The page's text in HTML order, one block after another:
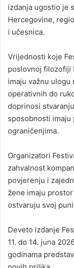
izdanja ugostio je
Hercegovine,
i učesnica.
Vrijednosti koje
poslovnoj filozofiji
imaju važnu ulogu
operativnih do
doprinosi
sposobnosti imaju
ograničenjima.
Organizatori
zahvalnost
povjerenju i
žene imaju
ostvaruju svoj
Deveto izdanje
11. do 14. juna
godinama